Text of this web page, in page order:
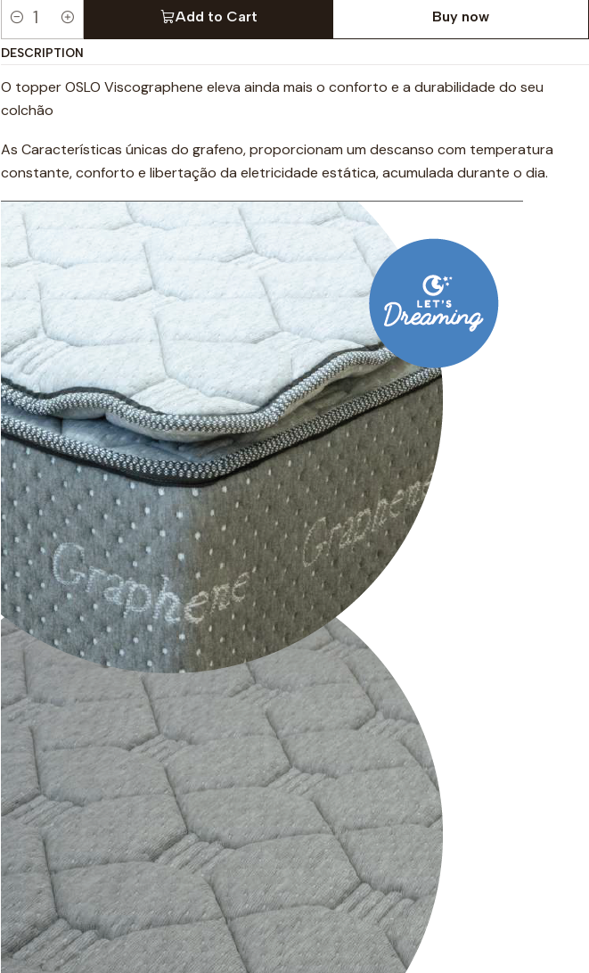
Quantity
Add to Cart Buy now
DESCRIPTION
O topper OSLO Viscographene eleva ainda mais o conforto e a durabilidade do seu
colchão
As Características únicas do grafeno, proporcionam um descanso com temperatura
constante, conforto e libertação da eletricidade estática, acumulada durante o dia.